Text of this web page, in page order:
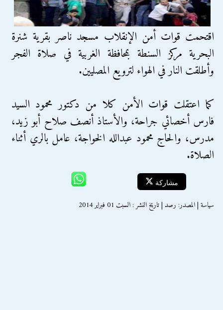
اقتحمت قوات أمن الإنقلاب مسجد ناصر بقرية شنرة
البحرية مركز السنطة بمحافظة الغربية في صلاة الفجر
وأطلقت النار في الهواء لترويع المصليين.
كما اعتقلت قوات الأمن كلا من دكتور محمود السيد
فارس أخصائي جراحة، والأستاذ أنصف صلاح أبو زيد،
مدرس، والحاج محمود عبدالله الخواجة، عامل بالري أثناء
الصلاة.
مشاركة
سياسة | المصدر: رصد | تاريخ النشر : السبت 01 فبراير 2014